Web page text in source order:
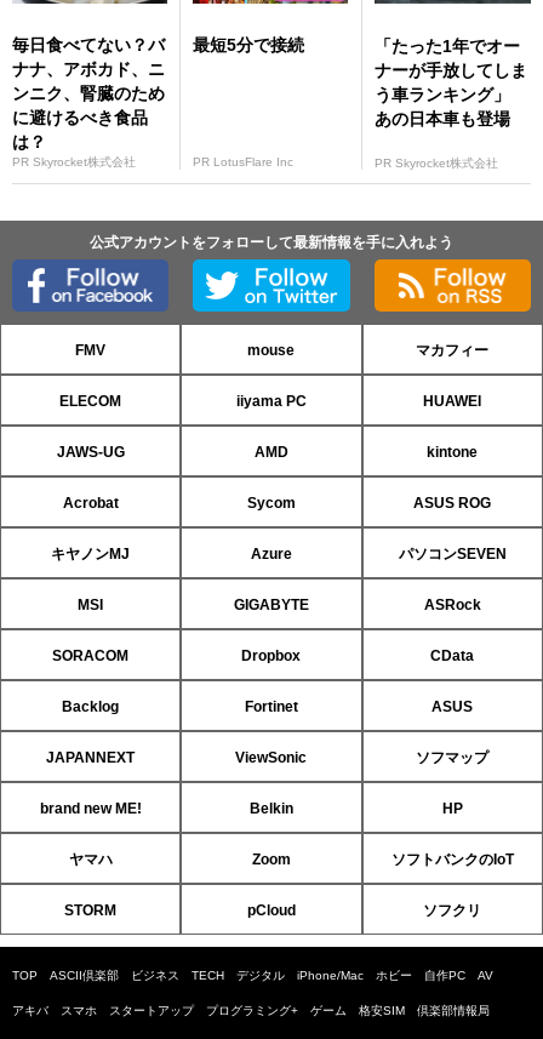
毎日食べてない？バ
ナナ、アボカド、ニ
ンニク、腎臓のため
に避けるべき食品
は？
PR Skyrocket株式会社
最短5分で接続
PR LotusFlare Inc
「たった1年でオー
ナーが手放してしま
う車ランキング」
あの日本車も登場
PR Skyrocket株式会社
公式アカウントをフォローして最新情報を手に入れよう
FMV mouse マカフィー
ELECOM iiyama PC HUAWEI
JAWS-UG AMD kintone
Acrobat Sycom ASUS ROG
キヤノンMJ Azure パソコンSEVEN
MSI GIGABYTE ASRock
SORACOM Dropbox CData
Backlog Fortinet ASUS
JAPANNEXT ViewSonic ソフマップ
brand new ME! Belkin HP
ヤマハ Zoom ソフトバンクのIoT
STORM pCloud ソフクリ
TOP ASCII倶楽部 ビジネス TECH デジタル iPhone/Mac ホビー 自作PC AV
アキバ スマホ スタートアップ プログラミング+ ゲーム 格安SIM 倶楽部情報局